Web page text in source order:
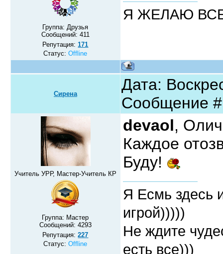
Группа: Друзья
Сообщений: 411
Репутация:171
Статус:Offline
Я ЖЕЛАЮ
Сирена
Дата:
Сообщение
Учитель УРР, Мастер-Учитель КР
Группа: Мастер
Сообщений: 4293
Репутация:227
Статус:Offline
devaol,
Каждое
Буду!
Я Есмь здесь
игрой)))))
Не ждите
есть все)))